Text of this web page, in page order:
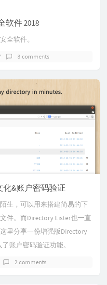
软件 2018
全软件。
3 comments
化&账户密码验证
生，可以用来搭建简易的下
件。而Directory Lister也一直
里分享一份增强版Directory
账户密码验证功能。
2 comments